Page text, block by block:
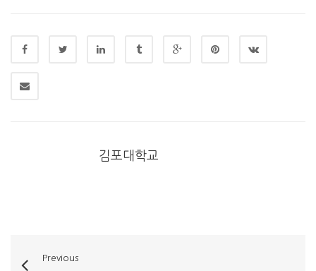
김포대학교
Previous